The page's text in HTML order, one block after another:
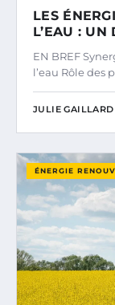
LES
L’EAU : UN
EN BREF
l’eau Rôle des
JULIE GAILLARD
ÉNERGIE